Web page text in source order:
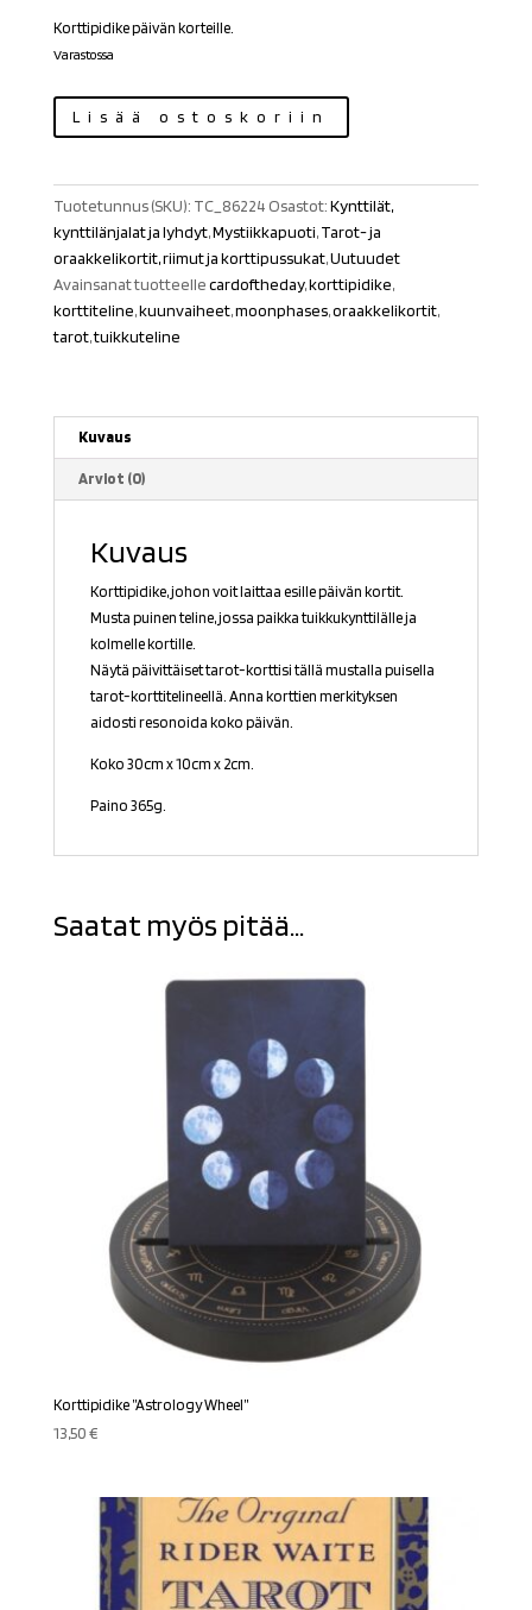
Korttipidike päivän korteille.
Varastossa
"Moon
määrä
Lisää ostoskoriin
Tuotetunnus (SKU): TC_86224 Osastot:Kynttilät,
kynttilänjalat ja lyhdyt,Mystiikkapuoti,Tarot- ja
oraakkelikortit, riimut ja korttipussukat,Uutuudet
Avainsanat tuotteellecardoftheday,korttipidike,
korttiteline,kuunvaiheet,moonphases,oraakkelikortit,
tarot,tuikkuteline
Kuvaus
Arviot (0)
Kuvaus
Korttipidike, johon voit laittaa esille päivän kortit.
Musta puinen teline, jossa paikka tuikkukynttilälle ja
kolmelle kortille.
Näytä päivittäiset tarot-korttisi tällä mustalla puisella
tarot-korttitelineellä. Anna korttien merkityksen
aidosti resonoida koko päivän.
Koko 30cm x 10cm x 2cm.
Paino 365g.
Saatat myös pitää...
Korttipidike ”Astrology Wheel”
13,50€